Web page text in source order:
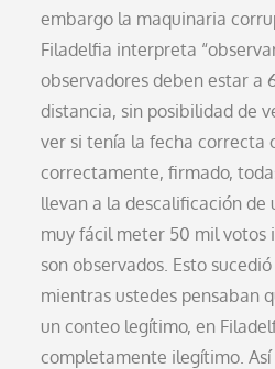
embargo la maquinaria
Filadelfia interpreta
observadores deben estar a
distancia, sin posibilidad de
ver si tenía la fecha correcta
correctamente, firmado,
llevan a la descalificación de
muy fácil meter 50 mil votos
son observados. Esto
mientras ustedes pensaban
un conteo legítimo, en
completamente ilegítimo. Así